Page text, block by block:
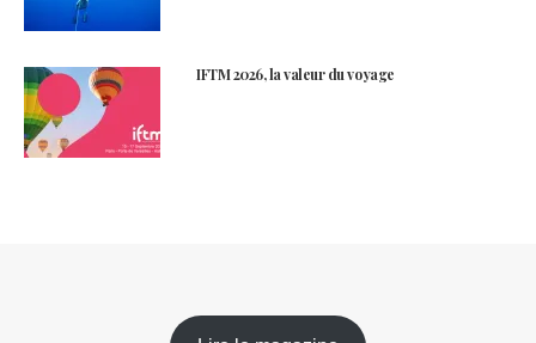
IFTM 2026, la valeur du voyage